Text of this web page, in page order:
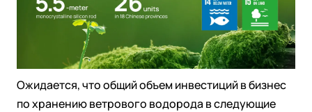
Ожидается, что общий объем инвестиций в бизнес
по хранению ветрового водорода в следующие